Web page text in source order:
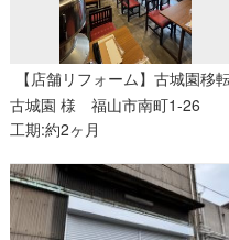
【店舗リフォーム】古城園移
古城園 様福山市南町1-26
工期:約2ヶ月